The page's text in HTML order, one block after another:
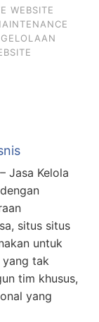
WEBSITE
Jasa Kelola
situs situs
untuk
yang tak
tim khusus,
yang